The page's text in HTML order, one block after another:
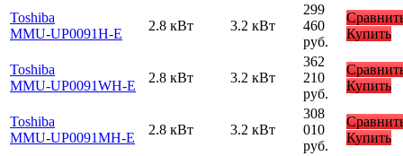
Toshiba
MMU-UP0091H-E
2.8 кВт 3.2 кВт
299
460
руб.
Купить
Toshiba
MMU-UP0091WH-E
2.8 кВт 3.2 кВт
362
210
руб.
Купить
Toshiba
MMU-UP0091MH-E
2.8 кВт 3.2 кВт
308
010
руб.
Купить